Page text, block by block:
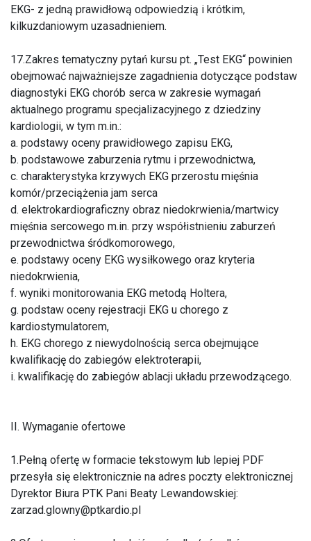
EKG- z jedną prawidłową odpowiedzią i krótkim,
kilkuzdaniowym uzasadnieniem.
17.Zakres tematyczny pytań kursu pt. „Test EKG“ powinien
obejmować najważniejsze zagadnienia dotyczące podstaw
diagnostyki EKG chorób serca w zakresie wymagań
aktualnego programu specjalizacyjnego z dziedziny
kardiologii, w tym m.in.:
a. podstawy oceny prawidłowego zapisu EKG,
b. podstawowe zaburzenia rytmu i przewodnictwa,
c. charakterystyka krzywych EKG przerostu mięśnia
komór/przeciążenia jam serca
d. elektrokardiograficzny obraz niedokrwienia/martwicy
mięśnia sercowego m.in. przy współistnieniu zaburzeń
przewodnictwa śródkomorowego,
e. podstawy oceny EKG wysiłkowego oraz kryteria
niedokrwienia,
f. wyniki monitorowania EKG metodą Holtera,
g. podstaw oceny rejestracji EKG u chorego z
kardiostymulatorem,
h. EKG chorego z niewydolnością serca obejmujące
kwalifikację do zabiegów elektroterapii,
i. kwalifikację do zabiegów ablacji układu przewodzącego.
II. Wymaganie ofertowe
1.Pełną ofertę w formacie tekstowym lub lepiej PDF
przesyła się elektronicznie na adres poczty elektronicznej
Dyrektor Biura PTK Pani Beaty Lewandowskiej:
zarzad.glowny@ptkardio.pl